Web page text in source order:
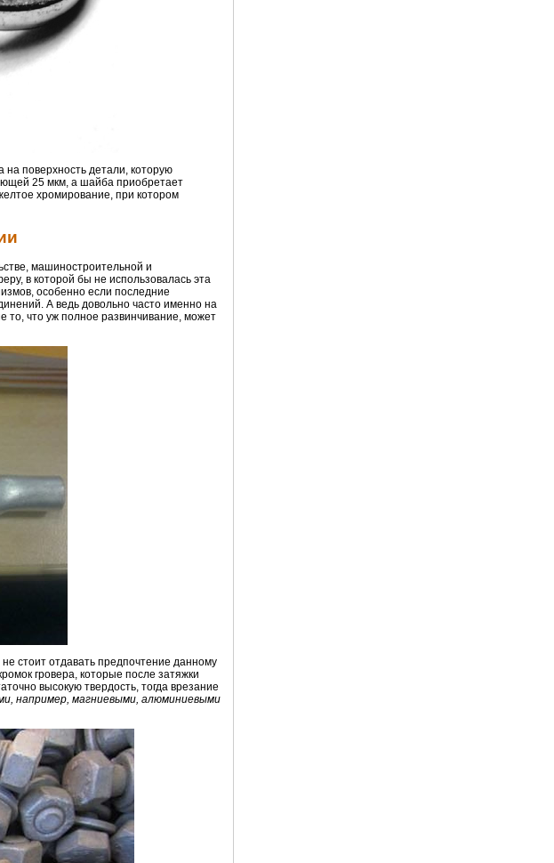
на поверхность детали, которую
25 мкм, а шайба приобретает
хромирование, при котором
машиностроительной и
в которой бы не использовалась эта
особенно если последние
А ведь довольно часто именно на
то, что уж полное развинчивание, может
стоит отдавать предпочтение данному
гровера, которые после затяжки
высокую твердость, тогда врезание
например, магниевыми, алюминиевыми